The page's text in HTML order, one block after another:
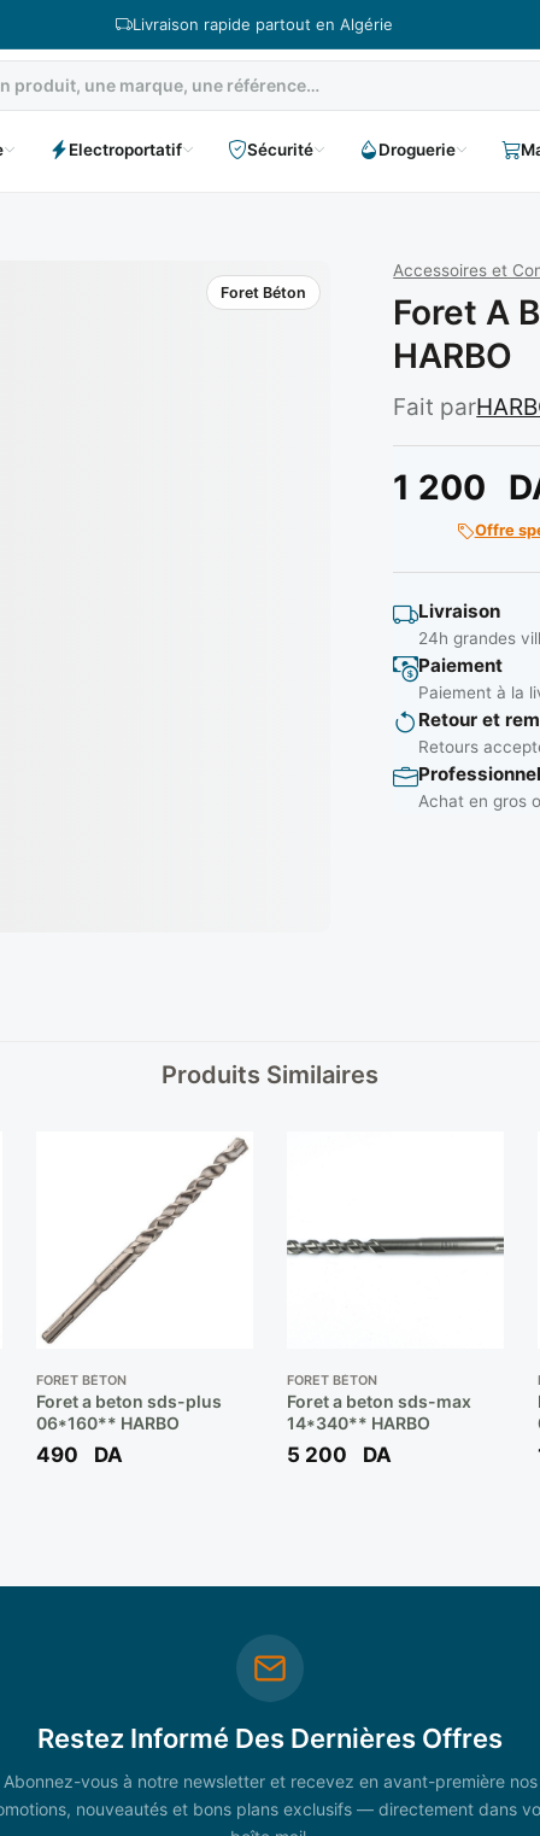
Livraison rapide partout en Algérie
Electroportatif Sécurité Droguerie
Foret Béton
Accessoires et
Foret A
HARBO
Fait par
1 200
Offre
Livraison
24h grandes
Paiement
Paiement à la
Retour et
Retours
Achat en gros
Produits Similaires
FORET BÉTON
Foret a beton sds-plus
06*160** HARBO
490 DA
FORET BÉTON
Foret a beton sds-max
14*340** HARBO
5 200 DA
Restez Informé Des Dernières Offres
Abonnez-vous à notre newsletter et recevez en avant-première nos
nouveautés et bons plans exclusifs — directement dans